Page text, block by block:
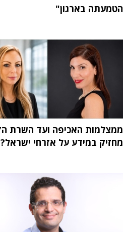
הטמעתה בארגון"
ממצלמות האכיפה ועד השרת
מחזיק במידע על אזרחי ישראל?